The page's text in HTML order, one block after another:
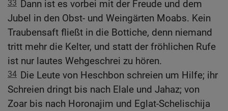
33 Dann ist es vorbei mit der Freude und dem
Jubel in den Obst- und Weingärten Moabs. Kein
Traubensaft fließt in die Bottiche, denn niemand
tritt mehr die Kelter, und statt der fröhlichen Rufe
ist nur lautes Wehgeschrei zu hören.
34 Die Leute von Heschbon schreien um Hilfe; ihr
Schreien dringt bis nach Elale und Jahaz; von
Zoar bis nach Horonajim und Eglat-Schelischija